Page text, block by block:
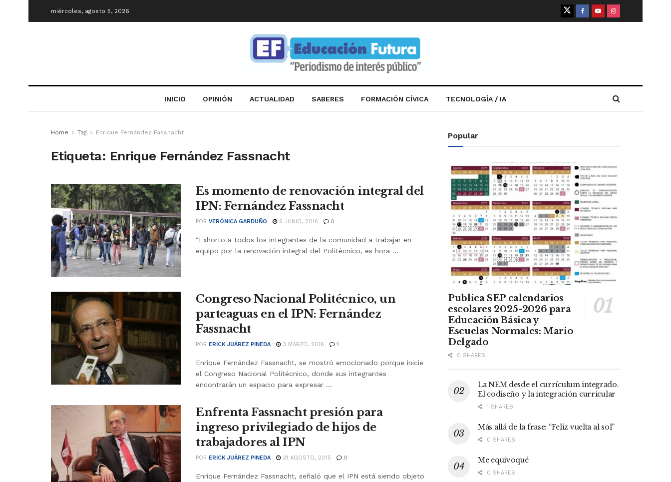
miércoles, agosto 5, 2026
INICIO OPINIÓN ACTUALIDAD SABERES FORMACIÓN CÍVICA TECNOLOGÍA / IA
Home Tag Enrique Fernández Fassnacht
Etiqueta: Enrique Fernández Fassnacht
Es momento de renovación integral del
IPN: Fernández Fassnacht
POR VERÓNICA GARDUÑO 6 JUNIO, 2016 0
“Exhorto a todos los integrantes de la comunidad a trabajar en
equipo por la renovación integral del Politécnico, es hora ...
Congreso Nacional Politécnico, un
parteaguas en el IPN: Fernández
Fassnacht
POR ERICK JUÁREZ PINEDA 3 MARZO, 2016 1
Enrique Fernández Fassnacht, se mostró emocionado porque inicie
el Congreso Nacional Politécnico, donde sus integrantes
encontrarán un espacio para expresar ...
Enfrenta Fassnacht presión para
ingreso privilegiado de hijos de
trabajadores al IPN
POR ERICK JUÁREZ PINEDA 31 AGOSTO, 2015 0
Enrique Fernández Fassnacht, señaló que el IPN está siendo objeto
Popular
Publica SEP calendarios
escolares 2025-2026 para
Educación Básica y
Escuelas Normales: Mario
Delgado
0 SHARES
La NEM desde el currículum integrado.
El codiseño y la integración curricular
1 SHARES
Más allá de la frase: “Feliz vuelta al sol”
0 SHARES
Me equivoqué
0 SHARES